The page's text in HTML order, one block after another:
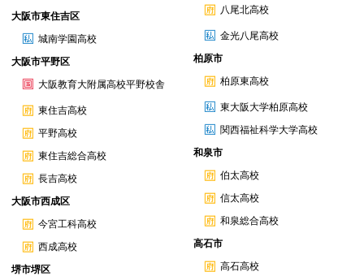
大阪市東住吉区
城南学園高校
大阪市平野区
大阪教育大附属高校平野校舎
東住吉高校
平野高校
東住吉総合高校
長吉高校
大阪市西成区
今宮工科高校
西成高校
堺市堺区
八尾北高校
金光八尾高校
柏原市
柏原東高校
東大阪大学柏原高校
関西福祉科学大学高校
和泉市
伯太高校
信太高校
和泉総合高校
高石市
高石高校